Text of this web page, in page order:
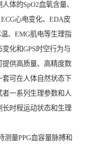
体的SpO2血氧含量、
心电变化、EDA皮
、EMG肌电等生理指
化和GPS时空行为与
供高质量、高精度数
可在人体自然状态下
一系列生理参数和人
时程运动状态和生理
测量PPG血容量脉搏和